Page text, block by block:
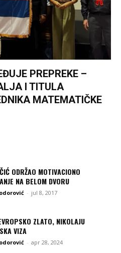
PREPREKE –
I TITULA
MATEMATIČKE
ODRŽAO MOTIVACIONO
NA BELOM DVORU
- jul 8, 2017
ZLATO, NIKOLAJU
VIZA
- apr 28, 2024